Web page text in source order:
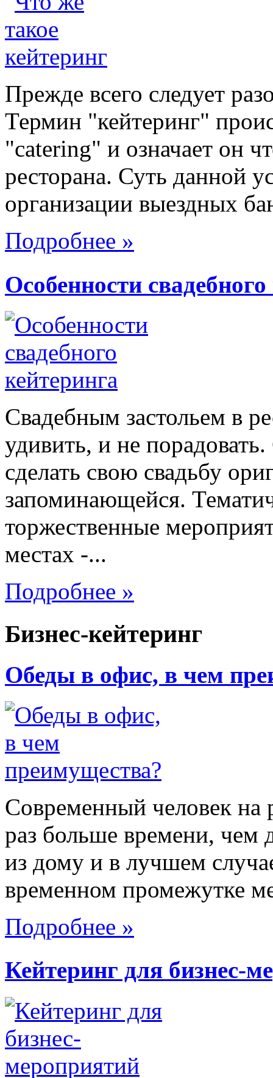
Прежде всего следует
Термин "кейтеринг"
"catering" и означает он
ресторана. Суть данной
организации выездных
Подробнее »
Особенности
Свадебным застольем в
удивить, и не
сделать свою свадьбу
запоминающейся.
торжественные
местах -...
Подробнее »
Бизнес-кейтеринг
Обеды в офис, в чем
Современный человек на
раз больше времени, чем
из дому и в лучшем
временном промежутке
Подробнее »
Кейтеринг для бизнес-